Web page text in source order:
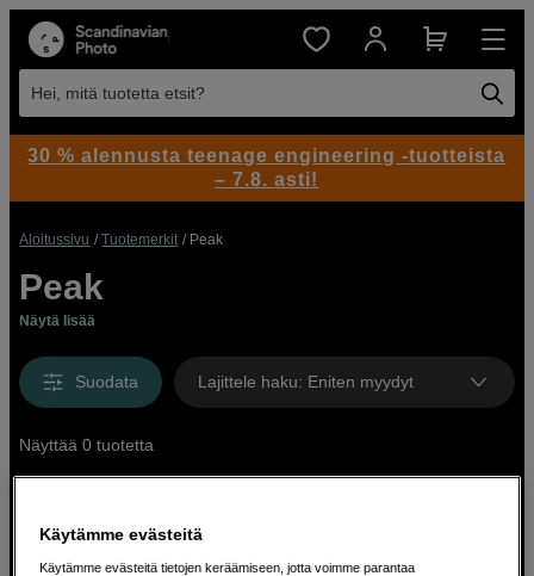
Hei, mitä tuotetta etsit?
Aloitussivu Tuotemerkit Peak
Peak
Näytä lisää
Suodata Lajittele haku: Eniten myydyt
Näyttää 0 tuotetta
30 % alennusta teenage engineering -tuotteista
– 7.8. asti!
Käytämme evästeitä
Käytämme evästeitä tietojen keräämiseen, jotta voimme parantaa